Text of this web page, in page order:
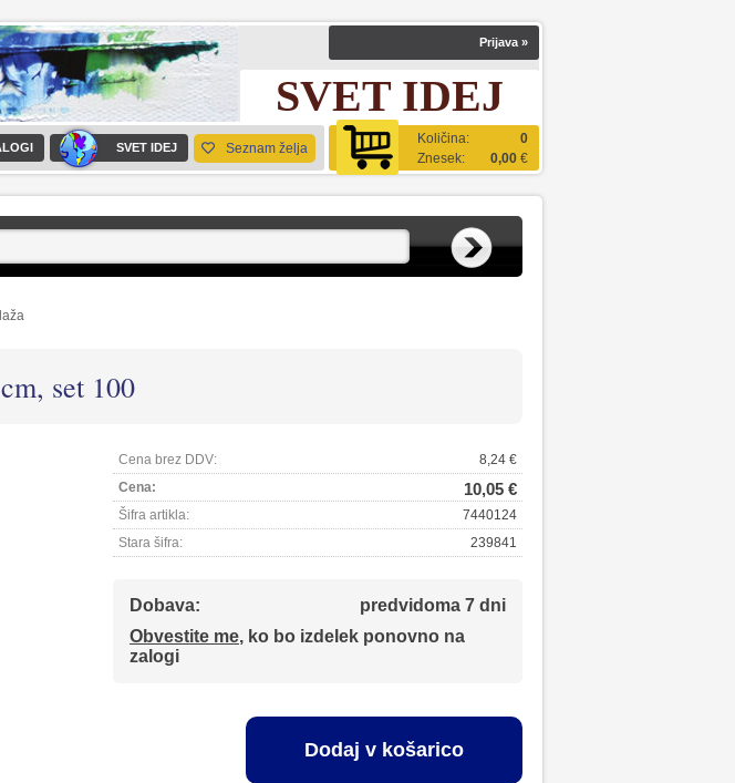
Prijava »
SVET IDEJ
Količina:
0
Znesek:
0,00 €
SVET IDEJ Seznam želja
set 100
Cena brez DDV:
8,24 €
Cena:
10,05 €
Šifra artikla:
7440124
Stara šifra:
239841
Dobava:
predvidoma 7 dni
Obvestite me, ko bo izdelek ponovno na
zalogi
Dodaj v košarico